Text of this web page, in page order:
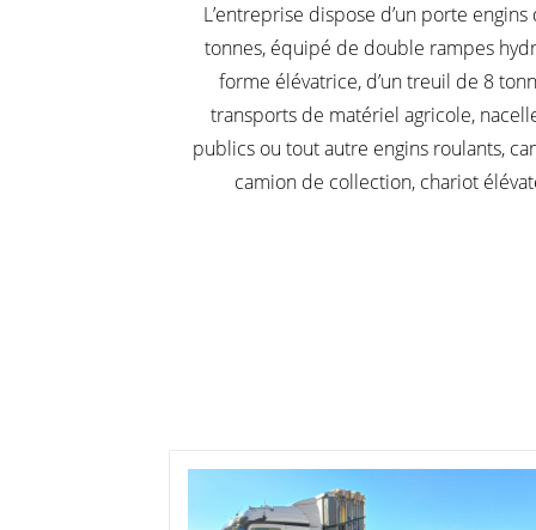
L’entreprise dispose d’un porte engins
tonnes, équipé de double rampes
forme élévatrice, d’un treuil de 8
transports de matériel agricole,
publics ou tout autre engins roulants,
camion de collection, chariot